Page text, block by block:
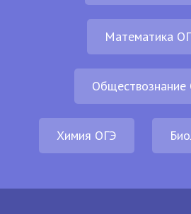
Математика
Обществознание
Химия ОГЭ